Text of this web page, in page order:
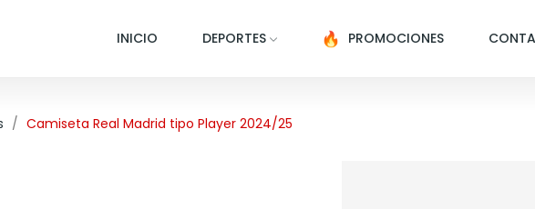
INICIO DEPORTES PROMOCIONES
Camiseta Real Madrid tipo Player 2024/25